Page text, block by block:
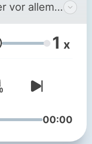
vor allem
Finde
Ruhe im
Lautstärke 1 x
00:00